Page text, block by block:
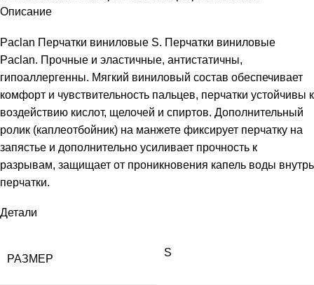
Описание
Paclan Перчатки виниловые S. Перчатки виниловые
Paclan. Прочные и эластичные, антистатичны,
гипоаллергенны. Мягкий виниловый состав обеспечивает
комфорт и чувствительность пальцев, перчатки устойчивы к
воздействию кислот, щелочей и спиртов. Дополнительный
ролик (каплеотбойник) на манжете фиксирует перчатку на
запястье и дополнительно усиливает прочность к
разрывам, защищает от проникновения капель воды внутрь
перчатки.
Детали
РАЗМЕР
S